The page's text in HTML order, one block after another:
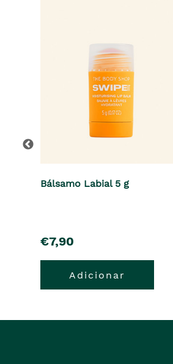
Bálsamo Labial 5 g
pre�o
€7,90
Adicionar